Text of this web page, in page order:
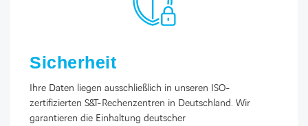
Sicherheit
Ihre Daten liegen ausschließlich in unseren ISO-
zertifizierten S&T-Rechenzentren in Deutschland. Wir
garantieren die Einhaltung deutscher